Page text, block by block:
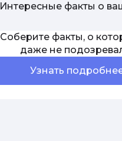
Интересные факты о
Соберите факты, о
даже не
Узнать